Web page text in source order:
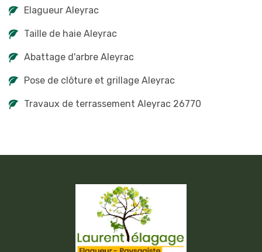
Elagueur Aleyrac
Taille de haie Aleyrac
Abattage d'arbre Aleyrac
Pose de clôture et grillage Aleyrac
Travaux de terrassement Aleyrac 26770